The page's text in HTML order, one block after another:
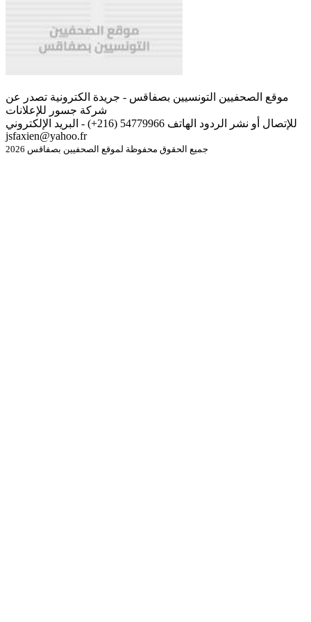
موقع الصحفيين التونسيين بصفاقس - جريدة الكترونية تصدر عن
شركة جسور للإعلانات
للإتصال أو نشر الردود الهاتف 54779966 (216+) - البريد الإلكتروني
jsfaxien@yahoo.fr
جميع الحقوق محفوظة لموقع الصحفيين بصفاقس 2026